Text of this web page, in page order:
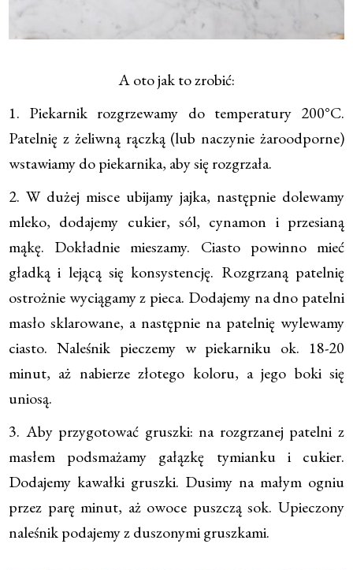
A oto jak to zrobić:
1. Piekarnik rozgrzewamy do temperatury 200°C.
Patelnię z żeliwną rączką (lub naczynie żaroodporne)
wstawiamy do piekarnika, aby się rozgrzała.
2. W dużej misce ubijamy jajka, następnie dolewamy
mleko, dodajemy cukier, sól, cynamon i przesianą
mąkę. Dokładnie mieszamy. Ciasto powinno mieć
gładką i lejącą się konsystencję. Rozgrzaną patelnię
ostrożnie wyciągamy z pieca. Dodajemy na dno patelni
masło sklarowane, a następnie na patelnię wylewamy
ciasto. Naleśnik pieczemy w piekarniku ok. 18-20
minut, aż nabierze złotego koloru, a jego boki się
uniosą.
3. Aby przygotować gruszki: na rozgrzanej patelni z
masłem podsmażamy gałązkę tymianku i cukier.
Dodajemy kawałki gruszki. Dusimy na małym ogniu
przez parę minut, aż owoce puszczą sok. Upieczony
naleśnik podajemy z duszonymi gruszkami.